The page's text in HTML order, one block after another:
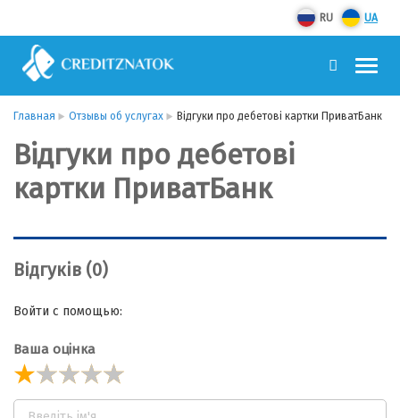
RU UA
Главная Отзывы об услугах Відгуки про дебетові картки ПриватБанк
Відгуки про дебетові
картки ПриватБанк
Відгуків (0)
Войти с помощью:
Ваша оцінка